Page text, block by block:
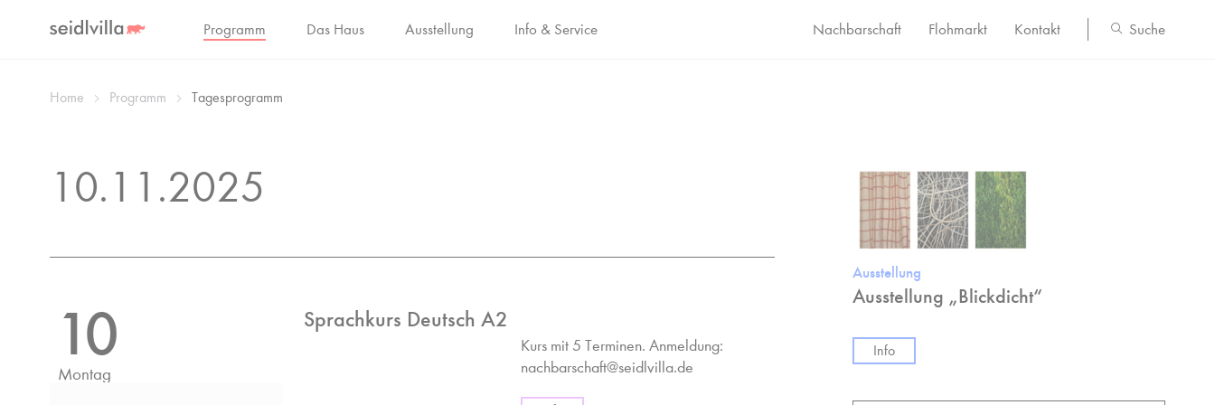
Programm Das Haus Ausstellung Info & Service Nachbarschaft Flohmarkt Kontakt Suche
Home Programm Tagesprogramm
10.11.2025
10
Montag
Sprachkurs Deutsch A2
Kurs mit 5 Terminen. Anmeldung:
nachbarschaft@seidlvilla.de
Ausstellung
Ausstellung „Blickdicht“
Info